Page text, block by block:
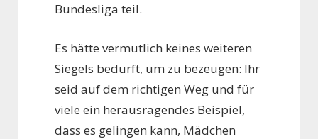
Bundesliga teil.
Es hätte vermutlich keines weiteren
Siegels bedurft, um zu bezeugen: Ihr
seid auf dem richtigen Weg und für
viele ein herausragendes Beispiel,
dass es gelingen kann, Mädchen